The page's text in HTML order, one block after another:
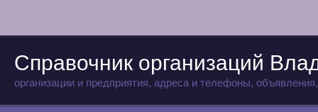
Справочник организаций
организации и предприятия, адреса и телефоны,